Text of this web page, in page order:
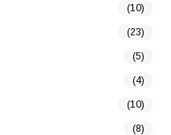
(10)
(23)
(5)
(4)
(10)
(8)